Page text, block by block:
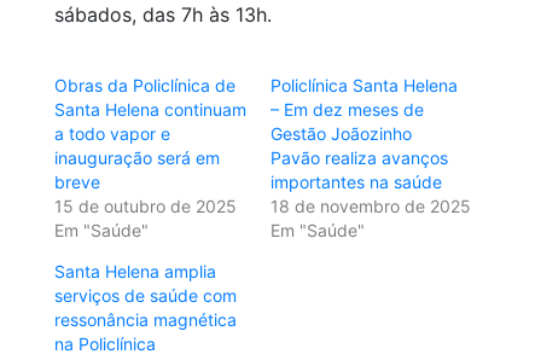
sábados, das 7h às 13h.
Obras da Policlínica de
Santa Helena continuam
a todo vapor e
inauguração será em
breve
15 de outubro de 2025
Em "Saúde"
Policlínica Santa Helena
– Em dez meses de
Gestão Joãozinho
Pavão realiza avanços
importantes na saúde
18 de novembro de 2025
Em "Saúde"
Santa Helena amplia
serviços de saúde com
ressonância magnética
na Policlínica